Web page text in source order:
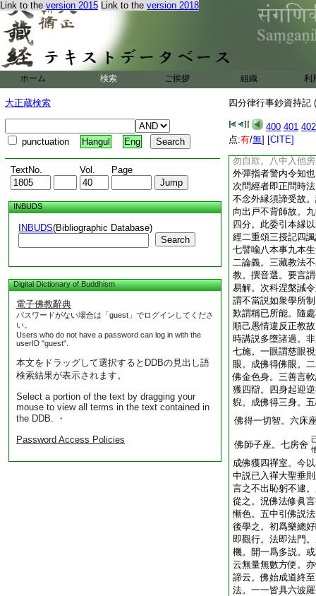
Link to the version 2015 Link to the version 2018
ホーム 検索 ご挨拶 組織 利
大正蔵検索
punctuation Hangul Eng
TextNo. Vol. Page
INBUDS
INBUDS(Bibliographic Database)
Search
Digital Dictionary of Buddhism
電子佛教辭典
パスワードがない場合は「guest」でログインしてくださ
い。
Users who do not have a password can log in with the
userID "guest".
本文をドラッグして選択するとDDBの見出し語
検索結果が表示されます。
Select a portion of the text by dragging your
mouse to view all terms in the text contained in
the DDB. ・
Password Access Policies
四分律行事鈔資持記
400 401 402
点:有/無] [CITE]
僧千徒匝座。當量
以圖聲望。此乃畜
問不答。問命終者
故云徒勞。夫下似
愛取有未來因也。
因果生死相續從縁
有。達妄修眞得脱
道俗違犯。彼因比
尼犯夷。白衣無戒
名相莫測來報。意
利説法即是邪命。
勿自欺。八中入他
外彈指者警内令知
次問經者即正問時
不念外縁須諦受故
向出戸不背師故。
四分。此委引本縁
經二重頌三授記四
七譬喩八本事九本
二論義。三藏教法
教。撰音選。要言
易解。次科涅槃誡
謂不當説如衆學所
歎謂稱已所能。隨
順己愚情違反正教
時講説多墮諸過。
七施。一眼謂慈眼
眼。成佛得佛眼。
佛金色身。三善言
獲四辯。四身起迎
貎。成佛得三身。
佛得一切智。六床
佛師子座。七房舍
成佛獲四禪室。今
中説已入禪大聖垂
言之不出恥躬不逮
從之。況佛法修眞
慚色。五中引佛説
後學之。初爲樂總
即觀行。法即法門
機。開一爲多説。
云無量無數方便。
諦云。佛始成道終
法。一一皆具六波